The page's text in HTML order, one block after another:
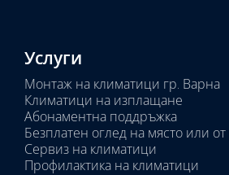
Услуги
Монтаж на климатици гр. Варна
Климатици на изплащане
Абонаментна поддръжка
Безплатен оглед на място или
Сервиз на климатици
Профилактика на климатици